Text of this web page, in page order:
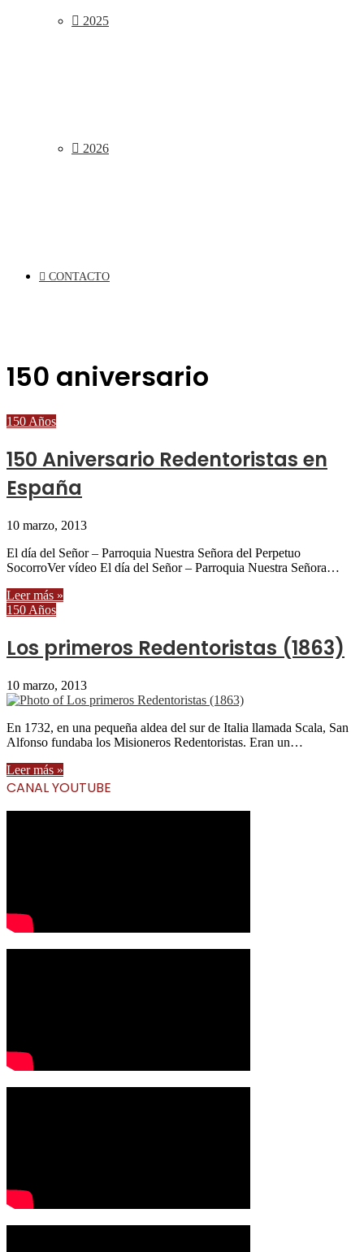
2025
2026
CONTACTO
150 aniversario
150 Años
150 Aniversario Redentoristas en
España
10 marzo, 2013
El día del Señor – Parroquia Nuestra Señora del Perpetuo
SocorroVer vídeo El día del Señor – Parroquia Nuestra Señora…
Leer más »
150 Años
Los primeros Redentoristas (1863)
10 marzo, 2013
En 1732, en una pequeña aldea del sur de Italia llamada Scala, San
Alfonso fundaba los Misioneros Redentoristas. Eran un…
Leer más »
CANAL YOUTUBE